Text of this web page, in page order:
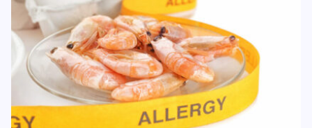
consequência de componentes do lubrificante da
camisinha, que contém espermicidas – estes, os
responsáveis […]